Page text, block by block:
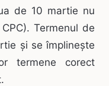
de 10 martie nu
Termenul de
și se împlinește
termene corect